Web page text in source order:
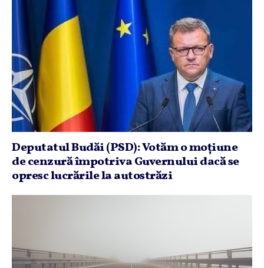
Deputatul Budăi (PSD): Votăm o moţiune
de cenzură împotriva Guvernului dacă se
opresc lucrările la autostrăzi